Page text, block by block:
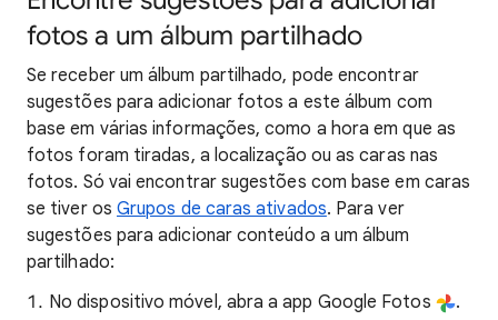
fotos a um álbum partilhado
Se receber um álbum partilhado, pode encontrar
sugestões para adicionar fotos a este álbum com
base em várias informações, como a hora em que as
fotos foram tiradas, a localização ou as caras nas
fotos. Só vai encontrar sugestões com base em caras
se tiver os Grupos de caras ativados. Para ver
sugestões para adicionar conteúdo a um álbum
partilhado:
No dispositivo móvel, abra a app Google Fotos
.